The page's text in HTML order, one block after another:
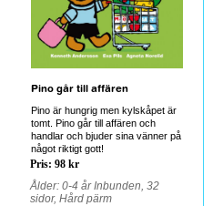
Pino går till affären
Pino är hungrig men kylskåpet är
tomt. Pino går till affären och
handlar och bjuder sina vänner på
något riktigt gott!
Pris: 98 kr
Ålder: 0-4 år Inbunden, 32
sidor, Hård pärm